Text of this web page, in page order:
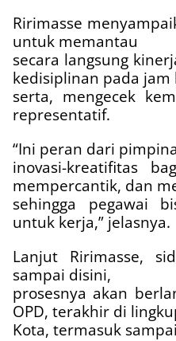
Ririmasse
untuk memantau
secara langsung
kedisiplinan pada jam
serta, mengecek
representatif.
“Ini peran dari
inovasi-kreatifitas
mempercantik, dan
sehingga pegawai
untuk kerja,” jelasnya.
Lanjut Ririmasse,
sampai disini,
prosesnya akan
OPD, terakhir di
Kota, termasuk